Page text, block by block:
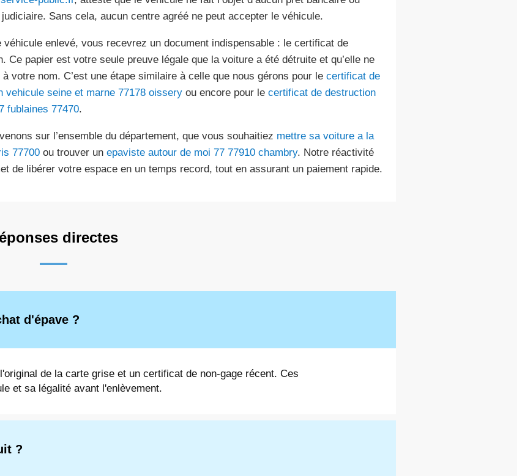
Sans cela, aucun centre agréé ne peut accepter le véhicule.
véhicule enlevé, vous recevrez un document indispensable : le certificat de
Ce papier est votre seule preuve légale que la voiture a été détruite et qu’elle ne
votre nom. C’est une étape similaire à celle que nous gérons pour le certificat de
vehicule seine et marne 77178 oisseryou encore pour le certificat de destruction
fublaines 77470.
sur l’ensemble du département, que vous souhaitiez mettre sa voiture a la
77700ou trouver un epaviste autour de moi 77 77910 chambry. Notre réactivité
de libérer votre espace en un temps record, tout en assurant un paiement rapide.
directes
d'épave ?
de la carte grise et un certificat de non-gage récent. Ces
et sa légalité avant l'enlèvement.
?